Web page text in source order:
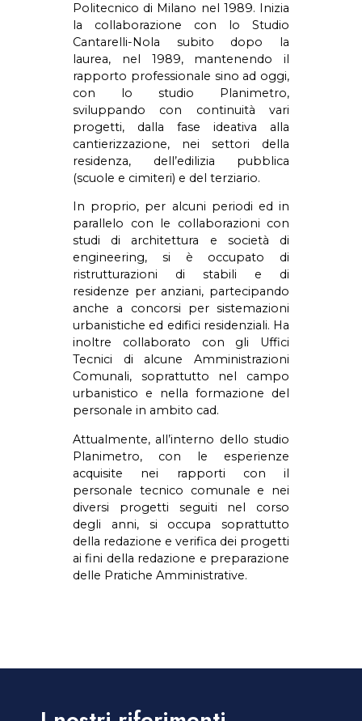
Politecnico di Milano nel 1989. Inizia
la collaborazione con lo Studio
Cantarelli-Nola subito dopo la
laurea, nel 1989, mantenendo il
rapporto professionale sino ad oggi,
con lo studio Planimetro,
sviluppando con continuità vari
progetti, dalla fase ideativa alla
cantierizzazione, nei settori della
residenza, dell’edilizia pubblica
(scuole e cimiteri) e del terziario.
In proprio, per alcuni periodi ed in
parallelo con le collaborazioni con
studi di architettura e società di
engineering, si è occupato di
ristrutturazioni di stabili e di
residenze per anziani, partecipando
anche a concorsi per sistemazioni
urbanistiche ed edifici residenziali. Ha
inoltre collaborato con gli Uffici
Tecnici di alcune Amministrazioni
Comunali, soprattutto nel campo
urbanistico e nella formazione del
personale in ambito cad.
Attualmente, all’interno dello studio
Planimetro, con le esperienze
acquisite nei rapporti con il
personale tecnico comunale e nei
diversi progetti seguiti nel corso
degli anni, si occupa soprattutto
della redazione e verifica dei progetti
ai fini della redazione e preparazione
delle Pratiche Amministrative.